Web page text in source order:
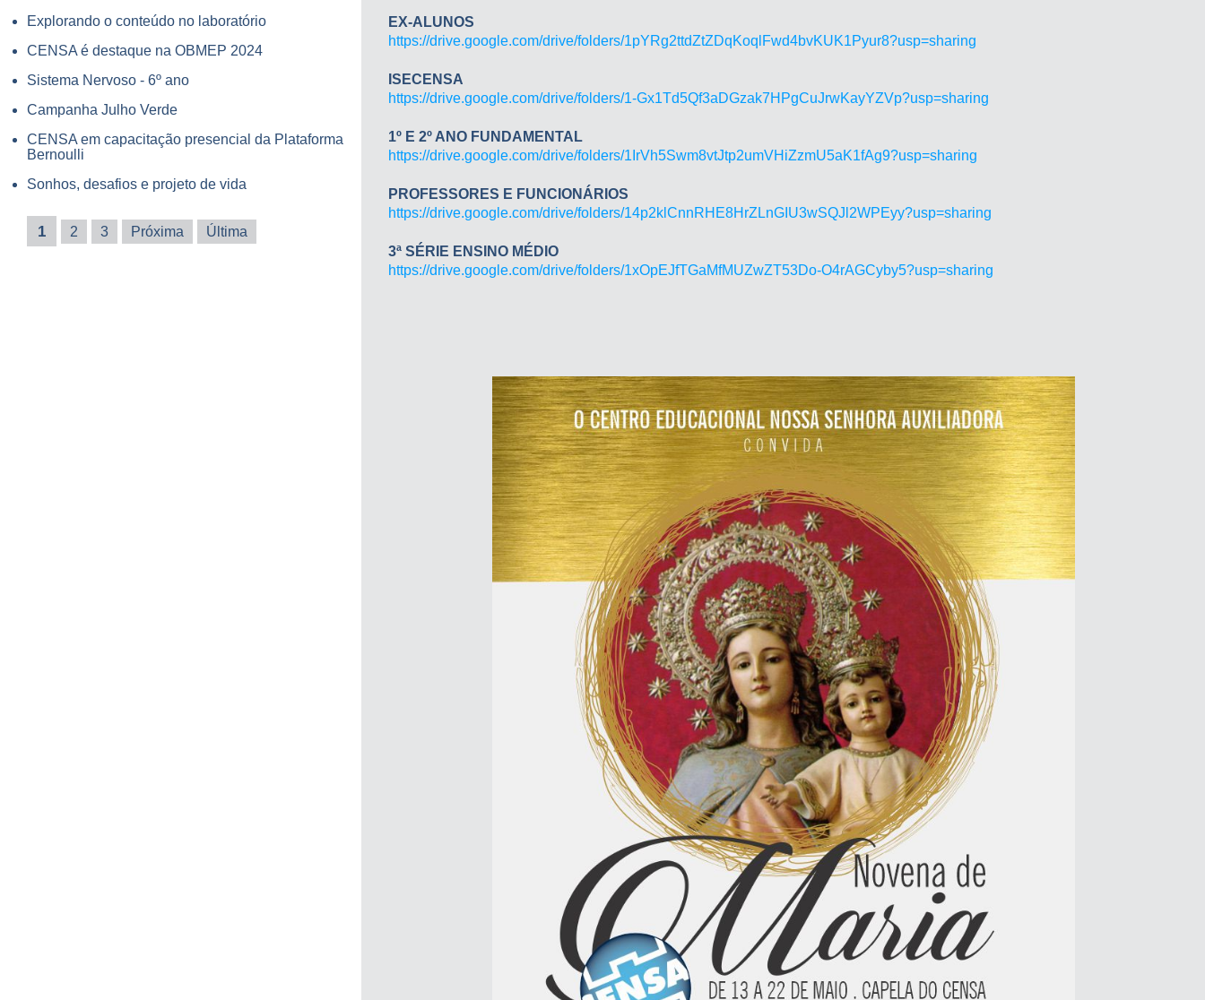
Explorando o conteúdo no laboratório
CENSA é destaque na OBMEP 2024
Sistema Nervoso - 6º ano
Campanha Julho Verde
CENSA em capacitação presencial da Plataforma
Bernoulli
Sonhos, desafios e projeto de vida
1 2 3 Próxima Última
EX-ALUNOS
https://drive.google.com/drive/folders/1pYRg2ttdZtZDqKoqlFwd4bvKUK1Pyur8?usp=sharing
ISECENSA
https://drive.google.com/drive/folders/1-Gx1Td5Qf3aDGzak7HPgCuJrwKayYZVp?usp=sharing
1º E 2º ANO FUNDAMENTAL
https://drive.google.com/drive/folders/1IrVh5Swm8vtJtp2umVHiZzmU5aK1fAg9?usp=sharing
PROFESSORES E FUNCIONÁRIOS
https://drive.google.com/drive/folders/14p2klCnnRHE8HrZLnGIU3wSQJl2WPEyy?usp=sharing
3ª SÉRIE ENSINO MÉDIO
https://drive.google.com/drive/folders/1xOpEJfTGaMfMUZwZT53Do-O4rAGCyby5?usp=sharing